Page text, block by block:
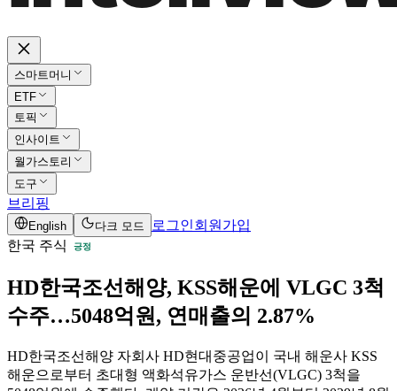
스마트머니
ETF
토픽
인사이트
월가스토리
도구
브리핑
English 다크 모드 로그인회원가입
한국 주식
긍정
HD한국조선해양, KSS해운에 VLGC 3척
수주…5048억원, 연매출의 2.87%
HD한국조선해양 자회사 HD현대중공업이 국내 해운사 KSS
해운으로부터 초대형 액화석유가스 운반선(VLGC) 3척을